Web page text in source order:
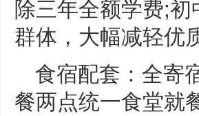
除三年全额学费;
群体，大幅减轻优
食宿配套：全寄
餐两点统一食堂就